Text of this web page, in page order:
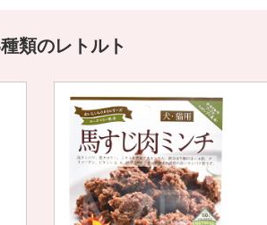
類のレトルト